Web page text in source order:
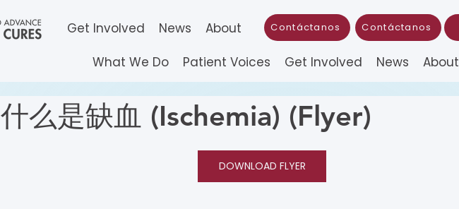
Get Involved News About Contáctanos Contáctanos
What We Do Patient Voices Get Involved News About
什么是缺血 (Ischemia) (Flyer)
DOWNLOAD FLYER